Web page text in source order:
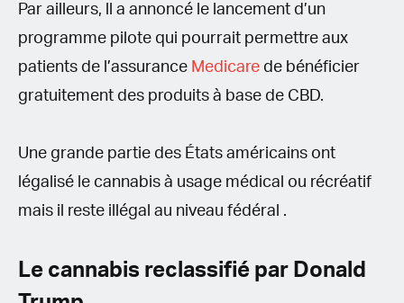
Par ailleurs, ll a annoncé le lancement d’un
programme pilote qui pourrait permettre aux
patients de l’assurance Medicare de bénéficier
gratuitement des produits à base de CBD.
Une grande partie des États américains ont
légalisé le cannabis à usage médical ou récréatif
mais il reste illégal au niveau fédéral .
Le cannabis reclassifié par Donald